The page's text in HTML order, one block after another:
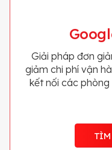
Giải pháp đơn
giảm chi phí vận
kết nối các
TÌM